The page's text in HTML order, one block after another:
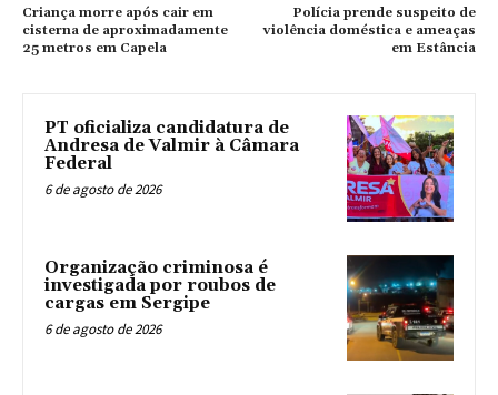
Criança morre após cair em
cisterna de aproximadamente
25 metros em Capela
Polícia prende suspeito de
violência doméstica e ameaças
em Estância
PT oficializa candidatura de
Andresa de Valmir à Câmara
Federal
6 de agosto de 2026
Organização criminosa é
investigada por roubos de
cargas em Sergipe
6 de agosto de 2026